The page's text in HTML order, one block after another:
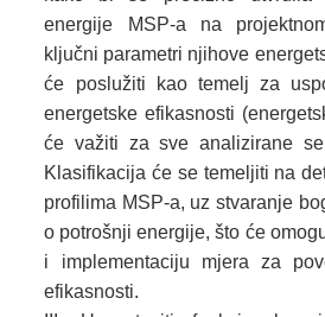
energije MSP-a na
ključni parametri njihove
će poslužiti kao temelj za
energetske efikasnosti
će važiti za sve analizirane
Klasifikacija će se temeljiti na
profilima MSP-a, uz stvaranje
o potrošnji energije, što će
i implementaciju mjera za
efikasnosti.